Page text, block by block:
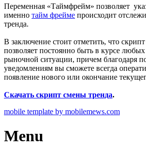
Переменная «Таймфрейм» позволяет
именно тайм фрейме происходит
тренда.
В заключение стоит отметить, что
позволяет постоянно быть в курсе
рыночной ситуации, причем благодаря
уведомлениям вы сможете всегда
появление нового или окончание
Скачать скрипт смены тренда.
mobile template by mobilemews.com
Menu